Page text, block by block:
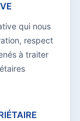
qui nous
respect
à traiter